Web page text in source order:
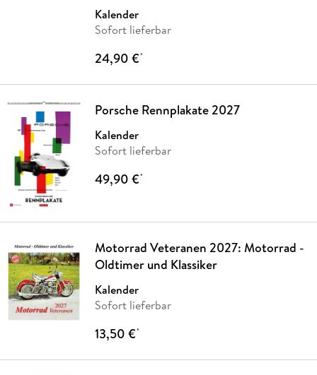
Kalender
Sofort lieferbar
24,90 €*
Porsche Rennplakate 2027
Kalender
Sofort lieferbar
49,90 €*
Motorrad Veteranen 2027: Motorrad -
Oldtimer und Klassiker
Kalender
Sofort lieferbar
13,50 €*